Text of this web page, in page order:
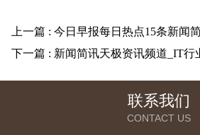
上一篇 : 今日早报每日热点15条新闻简报每天
下一篇 : 新闻简讯天极资讯频道_IT行业资讯_互联网_电商打
联系我们
CONTACT US